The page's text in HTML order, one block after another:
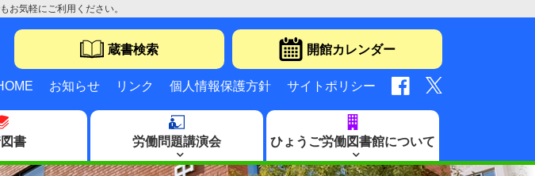
お気軽にご利用ください。
蔵書検索 開館カレンダー
お知らせ リンク 個人情報保護方針 サイトポリシー
書 労働問題講演会 ひょうご労働図書館について